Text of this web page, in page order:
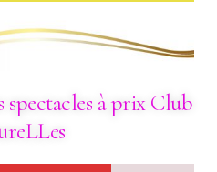
spectacles à prix Club